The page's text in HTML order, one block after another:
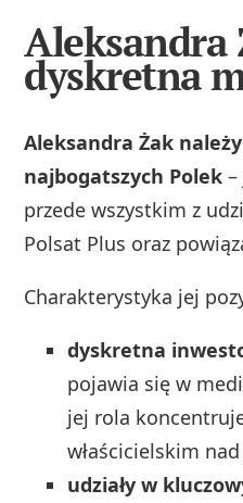
Aleksandra
dyskretna
Aleksandra Żak
najbogatszych Polek
przede wszystkim z
Polsat Plus oraz
Charakterystyka jej
dyskretna
pojawia się w
jej rola
właścicielskim
udziały w